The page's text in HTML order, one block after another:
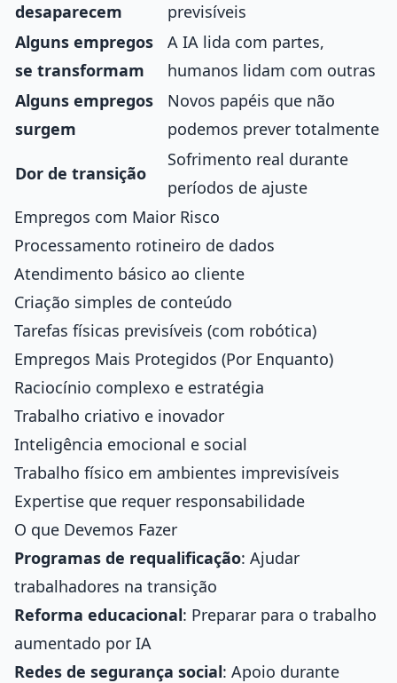
desaparecem
previsíveis
Alguns empregos
se transformam
A IA lida com partes,
humanos lidam com outras
Alguns empregos
surgem
Novos papéis que não
podemos prever totalmente
Dor de transição
Sofrimento real durante
períodos de ajuste
Empregos com Maior Risco
Processamento rotineiro de dados
Atendimento básico ao cliente
Criação simples de conteúdo
Tarefas físicas previsíveis (com robótica)
Empregos Mais Protegidos (Por Enquanto)
Raciocínio complexo e estratégia
Trabalho criativo e inovador
Inteligência emocional e social
Trabalho físico em ambientes imprevisíveis
Expertise que requer responsabilidade
O que Devemos Fazer
Programas de requalificação: Ajudar
trabalhadores na transição
Reforma educacional: Preparar para o trabalho
aumentado por IA
Redes de segurança social: Apoio durante